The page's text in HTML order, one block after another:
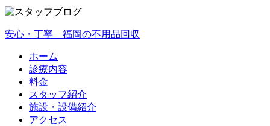
安心・丁寧 福岡の不用品回収
ホーム
診療内容
料金
スタッフ紹介
施設・設備紹介
アクセス